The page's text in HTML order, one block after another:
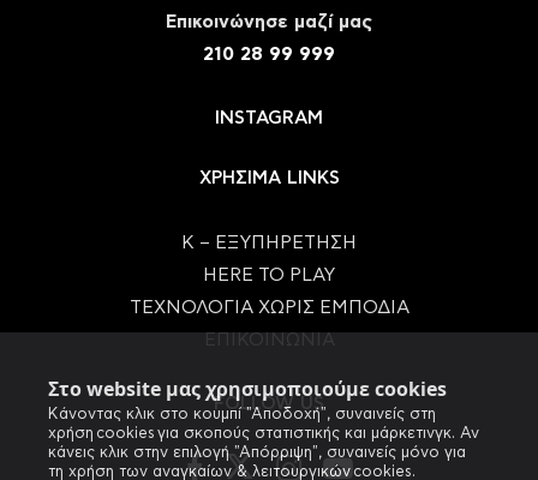
Στο website μας χρησιμοποιούμε cookies
Κάνοντας κλικ στο κουμπί "Αποδοχή", συναινείς στη
χρήση cookies για σκοπούς στατιστικής και μάρκετινγκ. Αν
κάνεις κλικ στην επιλογή "Απόρριψη", συναινείς μόνο για
τη χρήση των αναγκαίων & λειτουργικών cookies.
Eπικοινώνησε μαζί μας
210 28 99 999
INSTAGRAM
ΧΡΗΣΙΜΑ LINKS
Κ – ΕΞΥΠΗΡΕΤΗΣΗ
HERE TO PLAY
ΤΕΧΝΟΛΟΓΙΑ ΧΩΡΙΣ ΕΜΠΟΔΙΑ
FOLLOW US